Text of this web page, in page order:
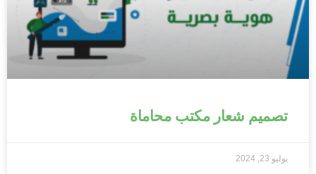
تصميم شعار مكتب محاماة
يوليو 23, 2024